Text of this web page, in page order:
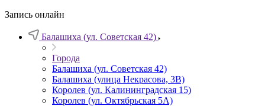
Запись онлайн
Балашиха (ул. Советская 42)
Города
Балашиха (ул. Советская 42)
Балашиха (улица Некрасова, 3В)
Королев (ул. Калининградская 15)
Королев (ул. Октябрьская 5А)